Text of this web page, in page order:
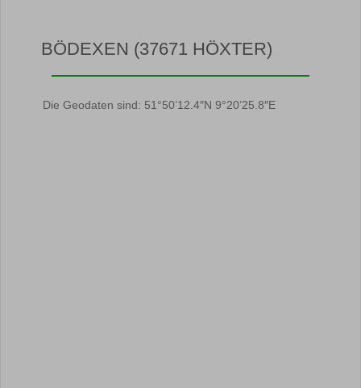
BÖDEXEN (37671 HÖXTER)
Die Geodaten sind: 51°50’12.4″N 9°20’25.8″E